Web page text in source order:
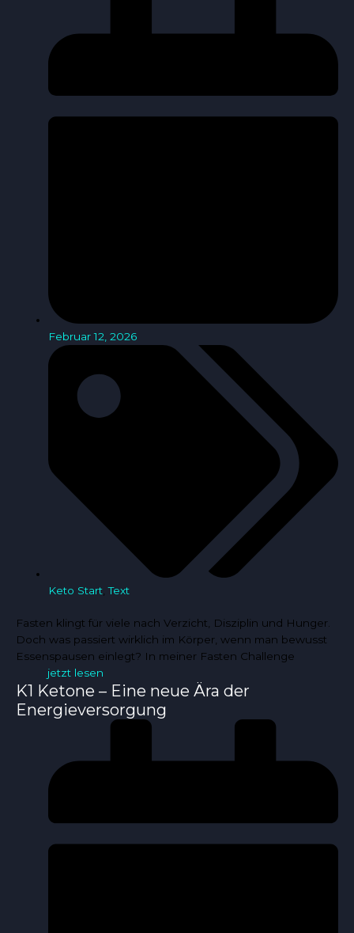
Februar 12, 2026
Keto Start ,Text
Fasten klingt für viele nach Verzicht, Disziplin und Hunger.
Doch was passiert wirklich im Körper, wenn man bewusst
Essenspausen einlegt? In meiner Fasten Challenge
jetzt lesen
K1 Ketone – Eine neue Ära der
Energieversorgung